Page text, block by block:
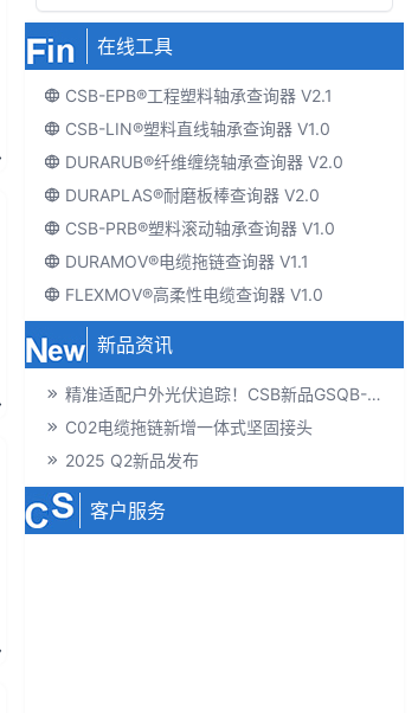
在线工具
CSB-EPB®工程塑料轴承查询器 V2.1
CSB-LIN®塑料直线轴承查询器 V1.0
DURARUB®纤维缠绕轴承查询器 V2.0
DURAPLAS®耐磨板棒查询器 V2.0
CSB-PRB®塑料滚动轴承查询器 V1.0
DURAMOV®电缆拖链查询器 V1.1
FLEXMOV®高柔性电缆查询器 V1.0
新品资讯
精准适配户外光伏追踪！CSB新品GSQB-120-075-EC关节轴承解锁高效发电新体验
C02电缆拖链新增一体式坚固接头
2025 Q2新品发布
客户服务